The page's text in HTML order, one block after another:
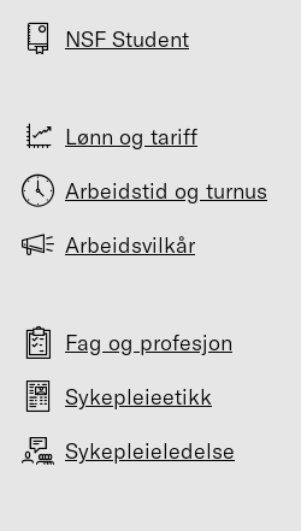
NSF Student
Lønn og tariff
Arbeidstid og turnus
Arbeidsvilkår
Fag og profesjon
Sykepleieetikk
Sykepleieledelse